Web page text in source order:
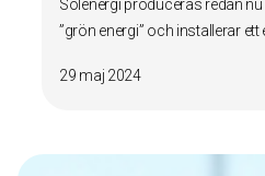
Solenergi produceras redan
”grön energi” och installerar ett
29 maj 2024